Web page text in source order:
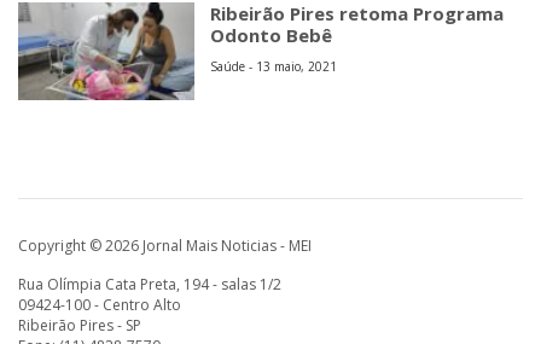
Ribeirão Pires retoma Programa
Odonto Bebê
Saúde - 13 maio, 2021
Copyright © 2026 Jornal Mais Noticias - MEI
Rua Olímpia Cata Preta, 194 - salas 1/2
09424-100 - Centro Alto
Ribeirão Pires - SP